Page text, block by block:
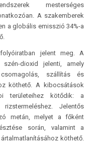
mesterséges
A szakemberek
a globális emisszió 34%-a
jelent meg. A
dioxid jelenti, amely
szállítás és
köthető. A kibocsátások
területeihez kötődik: a
Jelentős
metán, melyet a főként
során, valamint a
köthető.